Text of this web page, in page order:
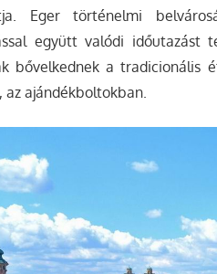
Eger történelmi
együtt valódi időutazást
bővelkednek a tradicionális
az ajándékboltokban.